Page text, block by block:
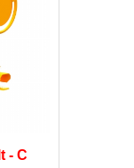
- C